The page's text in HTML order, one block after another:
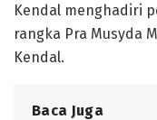
Kendal menghadiri
rangka Pra Musyda
Kendal.
Baca Juga